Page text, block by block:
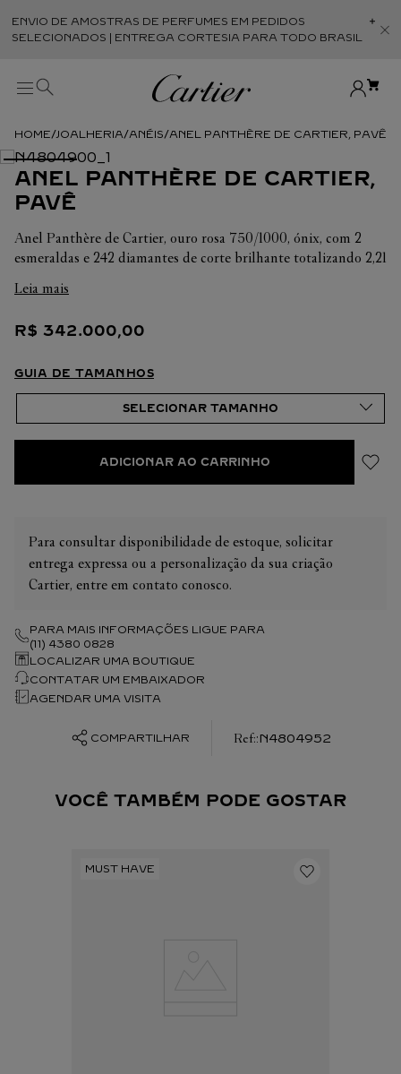
ENVIO DE AMOSTRAS DE PERFUMES EM PEDIDOS
SELECIONADOS | ENTREGA CORTESIA PARA TODO BRASIL
JOALHERIA ANÉIS ANEL PANTHÈRE DE CARTIER, PAVÊ
ANEL PANTHÈRE DE CARTIER,
PAVÊ
Anel Panthère de Cartier, ouro rosa 750/1000, ónix, com 2
esmeraldas e 242 diamantes de corte brilhante totalizando 2,21
Leia mais
R$ 342.000,00
GUIA DE TAMANHOS
ADICIONAR AO CARRINHO
Para consultar disponibilidade de estoque, solicitar
entrega expressa ou a personalização da sua criação
Cartier, entre em contato conosco.
PARA MAIS INFORMAÇÕES LIGUE PARA
(11) 4380 0828
LOCALIZAR UMA BOUTIQUE
CONTATAR UM EMBAIXADOR
AGENDAR UMA VISITA
COMPARTILHAR :N4804952
VOCÊ TAMBÉM PODE GOSTAR